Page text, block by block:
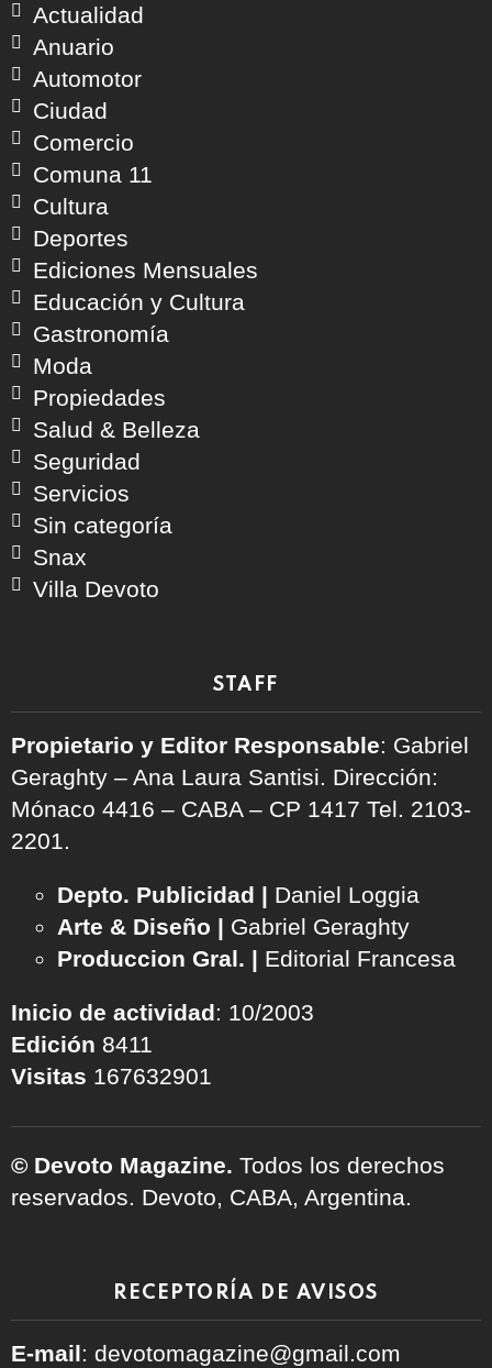
Actualidad
Anuario
Automotor
Ciudad
Comercio
Comuna 11
Cultura
Deportes
Ediciones Mensuales
Educación y Cultura
Gastronomía
Moda
Propiedades
Salud & Belleza
Seguridad
Servicios
Sin categoría
Snax
Villa Devoto
STAFF
Propietario y Editor Responsable: Gabriel
Geraghty – Ana Laura Santisi. Dirección:
Mónaco 4416 – CABA – CP 1417 Tel. 2103-
2201.
Depto. Publicidad | Daniel Loggia
Arte & Diseño | Gabriel Geraghty
Produccion Gral. | Editorial Francesa
Inicio de actividad: 10/2003
Edición 8411
Visitas 167632901
© Devoto Magazine. Todos los derechos
reservados. Devoto, CABA, Argentina.
RECEPTORÍA DE AVISOS
E-mail: devotomagazine@gmail.com